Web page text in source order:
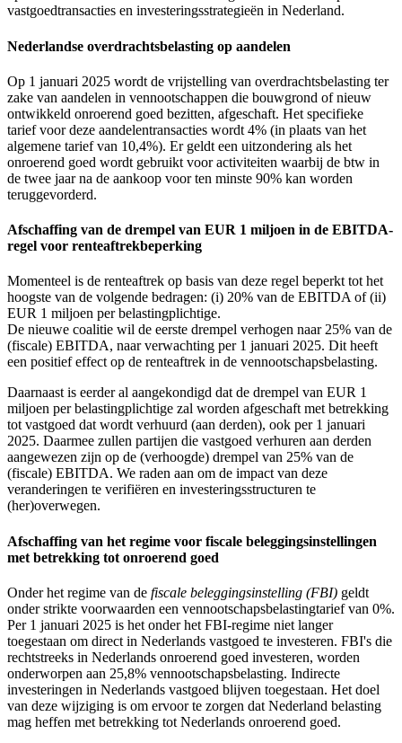
vastgoedtransacties en investeringsstrategieën in Nederland.
Nederlandse overdrachtsbelasting op aandelen
Op 1 januari 2025 wordt de vrijstelling van overdrachtsbelasting ter
zake van aandelen in vennootschappen die bouwgrond of nieuw
ontwikkeld onroerend goed bezitten, afgeschaft. Het specifieke
tarief voor deze aandelentransacties wordt 4% (in plaats van het
algemene tarief van 10,4%). Er geldt een uitzondering als het
onroerend goed wordt gebruikt voor activiteiten waarbij de btw in
de twee jaar na de aankoop voor ten minste 90% kan worden
teruggevorderd.
Afschaffing van de drempel van EUR 1 miljoen in de EBITDA-
regel voor renteaftrekbeperking
Momenteel is de renteaftrek op basis van deze regel beperkt tot het
hoogste van de volgende bedragen: (i) 20% van de EBITDA of (ii)
EUR 1 miljoen per belastingplichtige.
De nieuwe coalitie wil de eerste drempel verhogen naar 25% van de
(fiscale) EBITDA, naar verwachting per 1 januari 2025. Dit heeft
een positief effect op de renteaftrek in de vennootschapsbelasting.
Daarnaast is eerder al aangekondigd dat de drempel van EUR 1
miljoen per belastingplichtige zal worden afgeschaft met betrekking
tot vastgoed dat wordt verhuurd (aan derden), ook per 1 januari
2025. Daarmee zullen partijen die vastgoed verhuren aan derden
aangewezen zijn op de (verhoogde) drempel van 25% van de
(fiscale) EBITDA. We raden aan om de impact van deze
veranderingen te verifiëren en investeringsstructuren te
(her)overwegen.
Afschaffing van het regime voor fiscale beleggingsinstellingen
met betrekking tot onroerend goed
Onder het regime van de fiscale beleggingsinstelling (FBI) geldt
onder strikte voorwaarden een vennootschapsbelastingtarief van 0%.
Per 1 januari 2025 is het onder het FBI-regime niet langer
toegestaan om direct in Nederlands vastgoed te investeren. FBI's die
rechtstreeks in Nederlands onroerend goed investeren, worden
onderworpen aan 25,8% vennootschapsbelasting. Indirecte
investeringen in Nederlands vastgoed blijven toegestaan. Het doel
van deze wijziging is om ervoor te zorgen dat Nederland belasting
mag heffen met betrekking tot Nederlands onroerend goed.